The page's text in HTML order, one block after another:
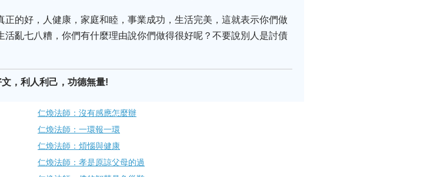
的好，人健康，家庭和睦，事業成功，生活完美，這就表示你們做
亂七八糟，你們有什麼理由說你們做得很好呢？不要說別人是討債
，利人利己，功德無量!
仁煥法師：沒有感應怎麼辦
仁煥法師：一環報一環
仁煥法師：煩惱與健康
仁煥法師：孝是原諒父母的過